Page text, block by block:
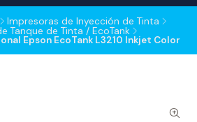
Impresoras de Inyección de Tinta
Tanque de Tinta / EcoTank
Epson EcoTank L3210 Inkjet Color